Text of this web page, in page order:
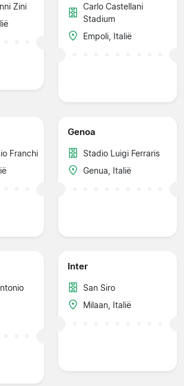
Zini
Carlo Castellani
Stadium
Empoli, Italië
Franchi
Genoa
Stadio Luigi Ferraris
Genua, Italië
Inter
San Siro
Milaan, Italië